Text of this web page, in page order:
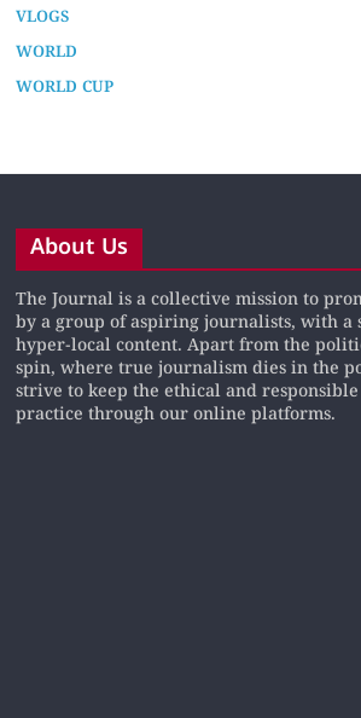
VLOGS
WORLD
WORLD CUP
About Us
The Journal is a collective mission to
by a group of aspiring journalists, with a
hyper-local content. Apart from the
spin, where true journalism dies in the
strive to keep the ethical and
practice through our online platforms.